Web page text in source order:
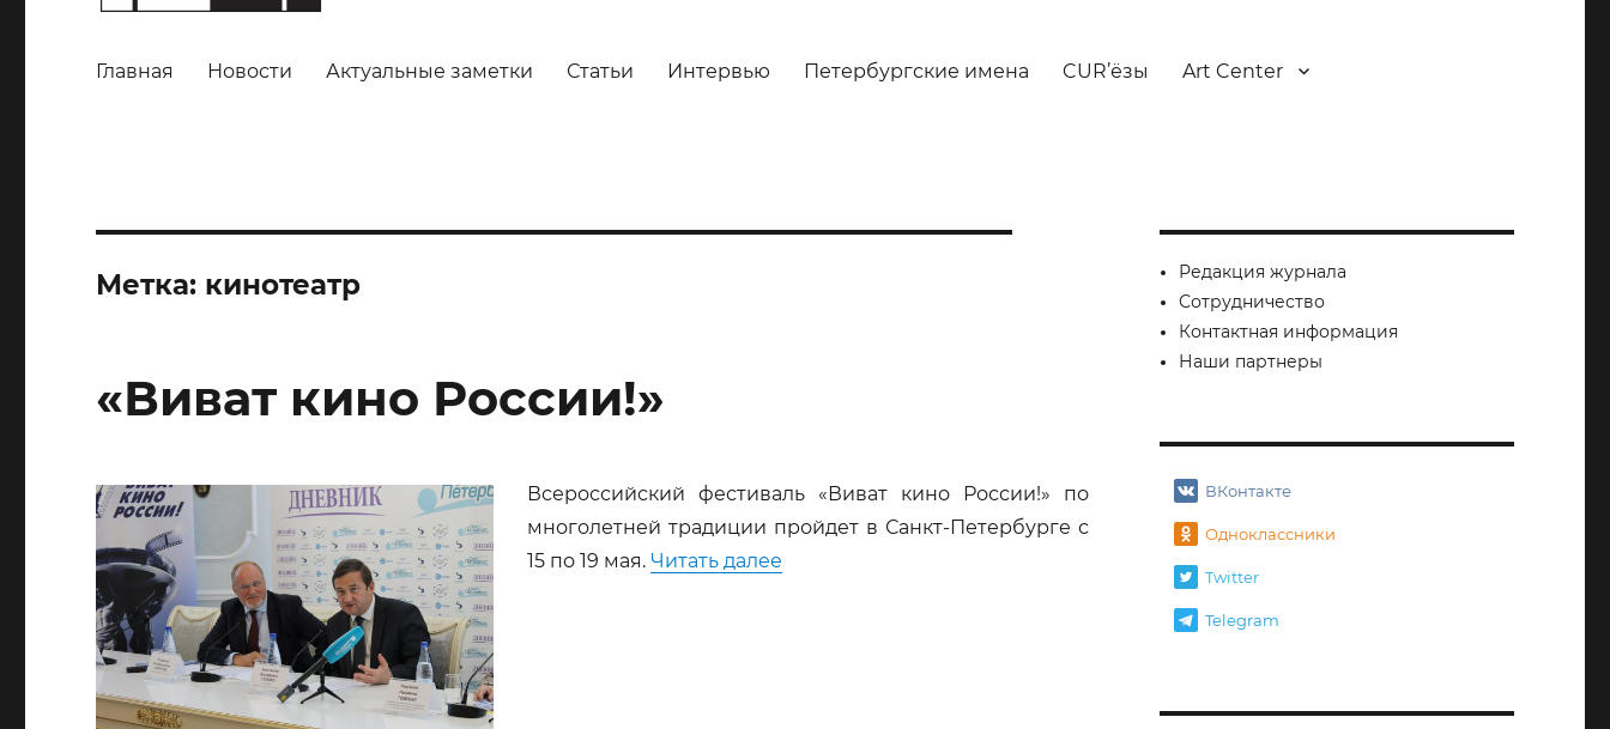
Главная Новости Актуальные заметки Статьи Интервью Петербургские имена CUR’ёзы Art Center
Метка: кинотеатр
«Виват кино России!»
Всероссийский фестиваль «Виват кино России!» по
многолетней традиции пройдет в Санкт-Петербурге с
15 по 19 мая. Читать далее
Редакция журнала
Сотрудничество
Контактная информация
Наши партнеры
ВКонтакте
Одноклассники
Twitter
Telegram